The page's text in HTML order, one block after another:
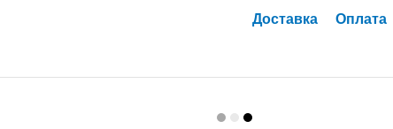
Доставка Оплата